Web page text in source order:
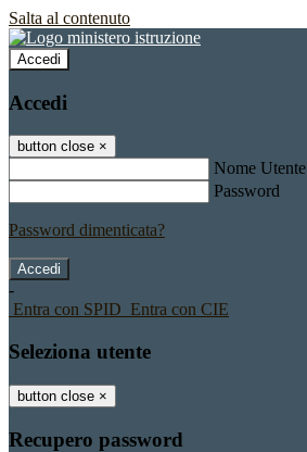
Salta al contenuto
Accedi
Accedi
button close ×
Nome Utente
Password
Password dimenticata?
-
Entra con SPID Entra con CIE
Seleziona utente
button close ×
Recupero password